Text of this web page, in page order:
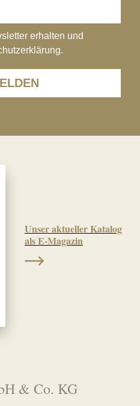
erhalten und
Unser aktueller Katalog
als E-Magazin
& Co. KG